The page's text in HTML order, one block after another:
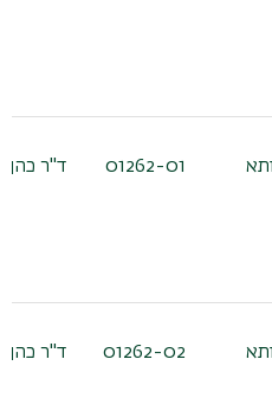
01262-01 ד"ר כהן
01262-02 ד"ר כהן